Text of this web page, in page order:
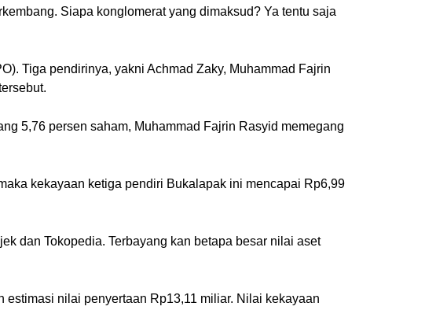
Siapa konglomerat yang dimaksud? Ya tentu saja
Tiga pendirinya, yakni Achmad Zaky, Muhammad Fajrin
5,76 persen saham, Muhammad Fajrin Rasyid memegang
kekayaan ketiga pendiri Bukalapak ini mencapai Rp6,99
dan Tokopedia. Terbayang kan betapa besar nilai aset
nilai penyertaan Rp13,11 miliar. Nilai kekayaan